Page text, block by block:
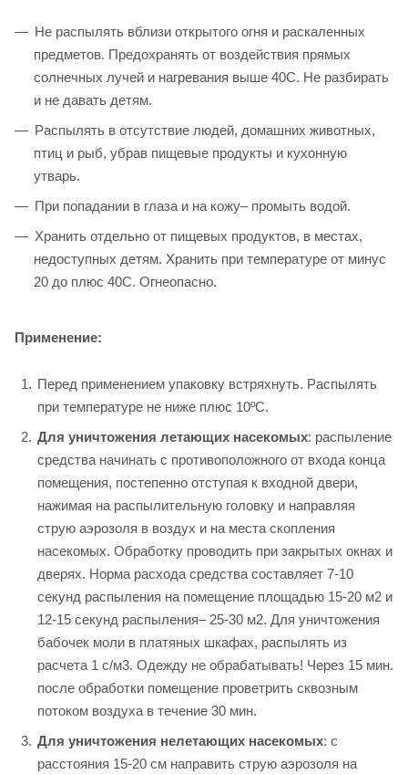
Не распылять вблизи открытого огня и раскаленных
предметов. Предохранять от воздействия прямых
солнечных лучей и нагревания выше 40С. Не разбирать
и не давать детям.
Распылять в отсутствие людей, домашних животных,
птиц и рыб, убрав пищевые продукты и кухонную
утварь.
При попадании в глаза и на кожу– промыть водой.
Хранить отдельно от пищевых продуктов, в местах,
недоступных детям. Хранить при температуре от минус
20 до плюс 40С. Огнеопасно.
Применение:
Перед применением упаковку встряхнуть. Распылять
при температуре не ниже плюс 10ºС.
Для уничтожения летающих насекомых: распыление
средства начинать с противоположного от входа конца
помещения, постепенно отступая к входной двери,
нажимая на распылительную головку и направляя
струю аэрозоля в воздух и на места скопления
насекомых. Обработку проводить при закрытых окнах и
дверях. Норма расхода средства составляет 7-10
секунд распыления на помещение площадью 15-20 м2 и
12-15 секунд распыления– 25-30 м2. Для уничтожения
бабочек моли в платяных шкафах, распылять из
расчета 1 с/м3. Одежду не обрабатывать! Через 15 мин.
после обработки помещение проветрить сквозным
потоком воздуха в течение 30 мин.
Для уничтожения нелетающих насекомых: с
расстояния 15-20 см направить струю аэрозоля на